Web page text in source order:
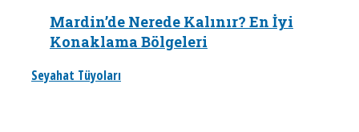
Mardin’de Nerede Kalınır? En İyi
Konaklama Bölgeleri
Seyahat Tüyoları